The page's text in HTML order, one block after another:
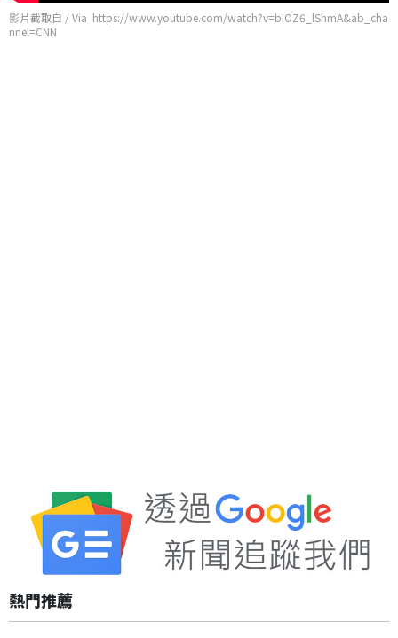
影片截取自 / Via https://www.youtube.com/watch?v=bIOZ6_lShmA&ab_cha
nnel=CNN
熱門推薦